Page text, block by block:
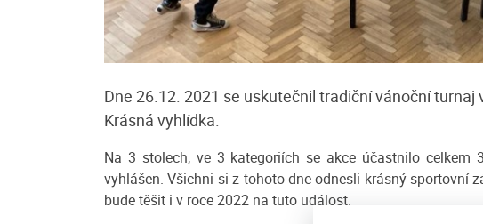
Dne 26.12. 2021 se uskutečnil tradiční vánoční
Krásná vyhlídka.
Na 3 stolech, ve 3 kategoriích se akce účastnilo celkem
vyhlášen. Všichni si z tohoto dne odnesli krásný sportovní
bude těšit i v roce 2022 na tuto událost.
u Mirečka
v nadmořské výšce
mezi Vimperkem a
více
Penzion Javorina
Javorník na Šumavě. Příjemné rodinné prostředí
penzionu Javorina Vám nabízí ubytování pro
Cena: 250 Kč za osobu / noc
více